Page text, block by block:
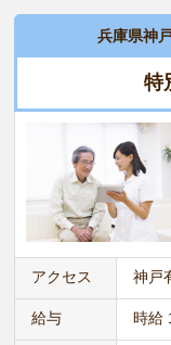
兵庫県神
特
アクセス 神戸
給与 時給